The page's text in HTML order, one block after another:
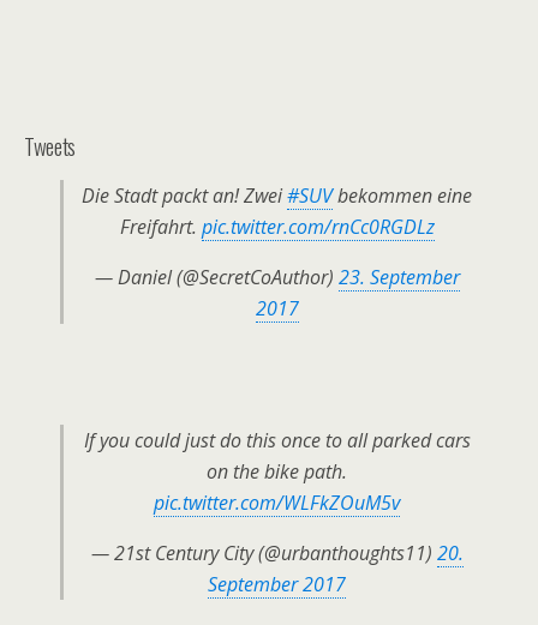
Tweets
Die Stadt packt an! Zwei#SUVbekommen eine
Freifahrt. pic.twitter.com/rnCc0RGDLz
— Daniel (@SecretCoAuthor) 23. September
2017
If you could just do this once to all parked cars
on the bike path.
pic.twitter.com/WLFkZOuM5v
— 21st Century City (@urbanthoughts11) 20.
September 2017